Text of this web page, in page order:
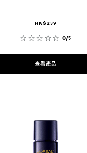
HK$239
0/5
查看產品